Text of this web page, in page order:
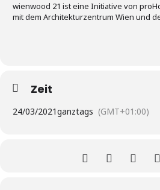
wienwood 21 ist eine Initiative von
mit dem Architekturzentrum Wien und
Zeit
24/03/2021ganztags (GMT+01:00)